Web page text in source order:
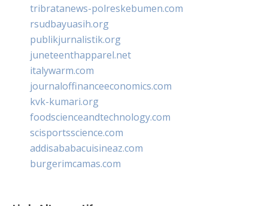
tribratanews-polreskebumen.com
rsudbayuasih.org
publikjurnalistik.org
juneteenthapparel.net
italywarm.com
journaloffinanceeconomics.com
kvk-kumari.org
foodscienceandtechnology.com
scisportsscience.com
addisababacuisineaz.com
burgerimcamas.com